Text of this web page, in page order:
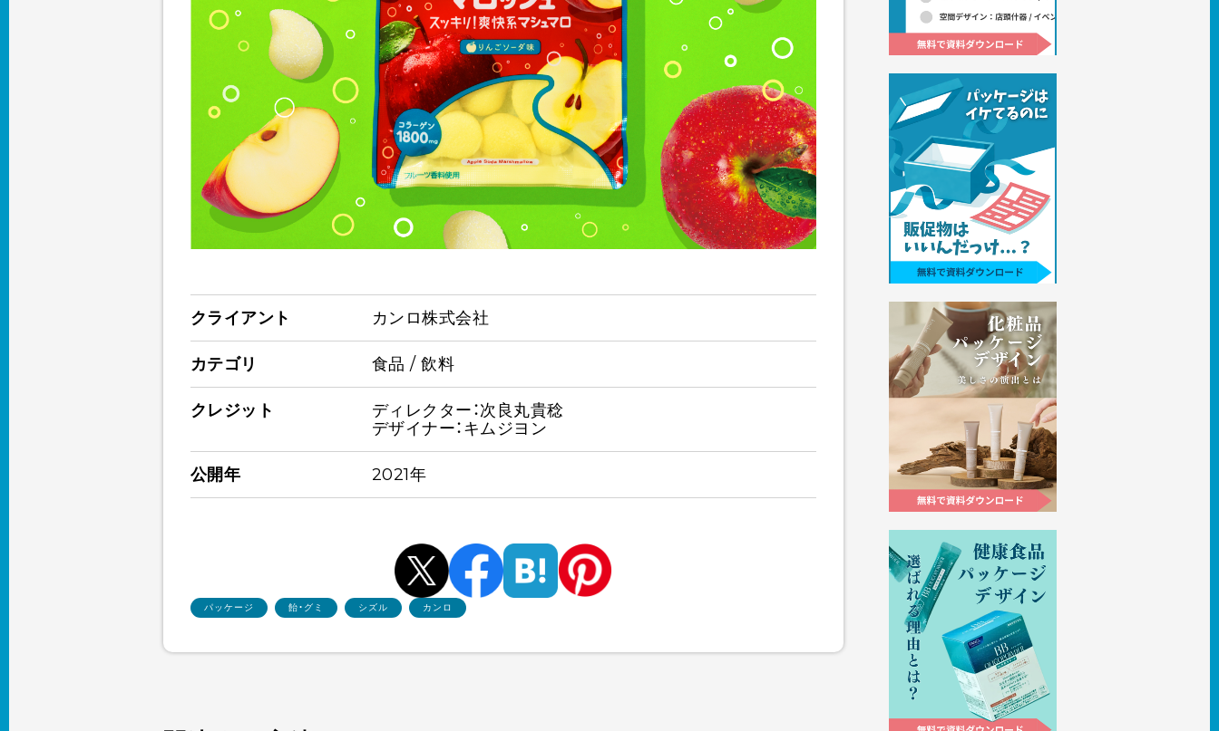
クライアント カンロ株式会社
カテゴリ 食品 / 飲料
クレジット
ディレクター：次良丸貴稔
デザイナー：キムジヨン
公開年 2021年
パッケージ 飴・グミ シズル カンロ